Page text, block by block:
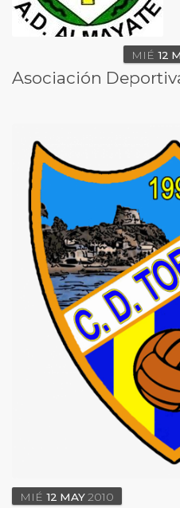
MIÉ 12
Asociación
MIÉ 12 MAY2010